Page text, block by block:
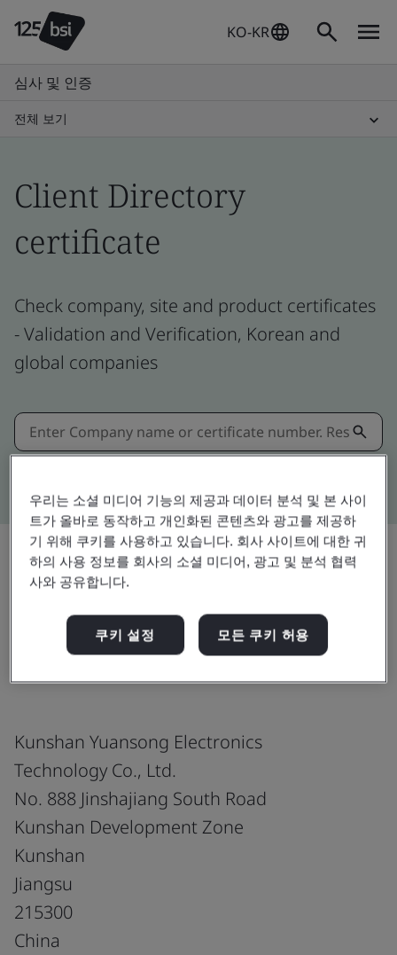
KO-KR
심사 및 인증
전체 보기
Client Directory
certificate
Check company, site and product certificates
- Validation and Verification, Korean and
global companies
ISO 9001:2015
Kunshan Yuansong Electronics
Technology Co., Ltd.
No. 888 Jinshajiang South Road
Kunshan Development Zone
Kunshan
Jiangsu
215300
China
우리는 소셜 미디어 기능의 제공과 데이터 분석 및 본 사이
트가 올바로 동작하고 개인화된 콘텐츠와 광고를 제공하
기 위해 쿠키를 사용하고 있습니다. 회사 사이트에 대한 귀
하의 사용 정보를 회사의 소셜 미디어, 광고 및 분석 협력
사와 공유합니다.
쿠키 설정 모든 쿠키 허용